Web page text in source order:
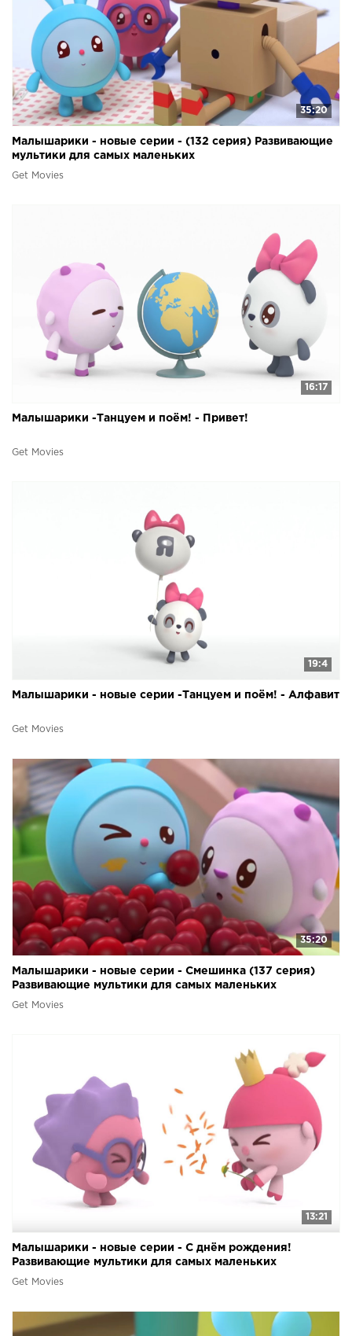
35:20
Малышарики - новые серии - (132 серия) Развивающие
мультики для самых маленьких
Get Movies
16:17
Малышарики -Танцуем и поём! - Привет!
Get Movies
19:4
Малышарики - новые серии -Танцуем и поём! - Алфавит
Get Movies
35:20
Малышарики - новые серии - Смешинка (137 серия)
Развивающие мультики для самых маленьких
Get Movies
13:21
Малышарики - новые серии - С днём рождения!
Развивающие мультики для самых маленьких
Get Movies